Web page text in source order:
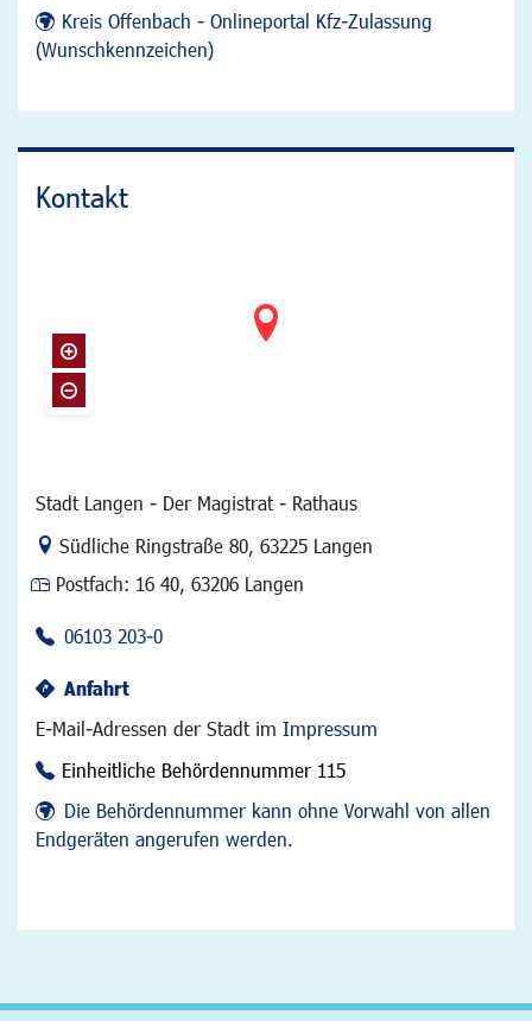
Kreis Offenbach - Onlineportal Kfz-Zulassung
(Wunschkennzeichen)
Kontakt
Stadt Langen - Der Magistrat - Rathaus
Link zur Google-Maps Navigation
Südliche Ringstraße 80, 63225 Langen
Postfach: 16 40, 63206 Langen
06103 203-0
Anfahrt
E-Mail-Adressen der Stadt im Impressum
Einheitliche Behördennummer 115
Die Behördennummer kann ohne Vorwahl von allen
Endgeräten angerufen werden.